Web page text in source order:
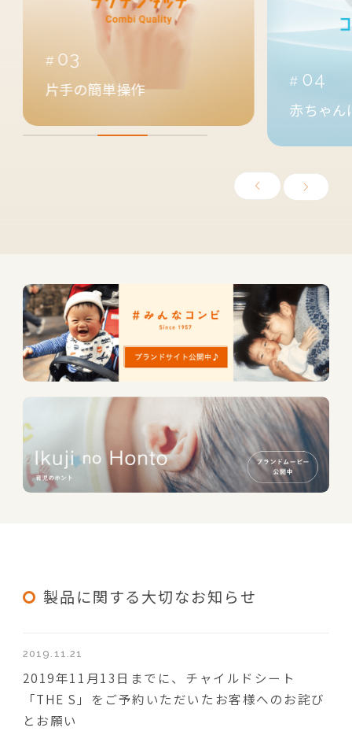
04 汗っかき
製品に関する大切なお知らせ
2019.11.21
2019年11月13日までに、チャイルドシート
「THE S」をご予約いただいたお客様へのお詫び
とお願い